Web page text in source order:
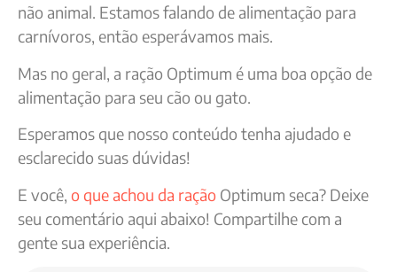
não animal. Estamos falando de alimentação para
carnívoros, então esperávamos mais.
Mas no geral, a ração Optimum é uma boa opção de
alimentação para seu cão ou gato.
Esperamos que nosso conteúdo tenha ajudado e
esclarecido suas dúvidas!
E você, o que achou da ração Optimum seca? Deixe
seu comentário aqui abaixo! Compartilhe com a
gente sua experiência.